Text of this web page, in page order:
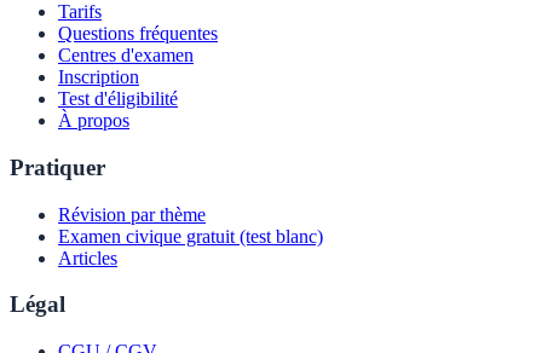
Tarifs
Questions fréquentes
Centres d'examen
Inscription
Test d'éligibilité
À propos
Pratiquer
Révision par thème
Examen civique gratuit (test blanc)
Articles
Légal